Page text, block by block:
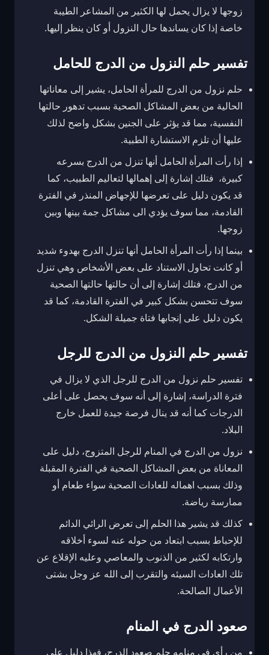
زوجها لا يزال يحمل لها الكثير من المشاعر الطيبة
خاصة إذا كان يساندها حال النزول أو كان ينظر إليها.
تفسير حلم النزول من الدرج للحامل
حلم نزول من الدرج للمرأة الحامل، يشير إلى معاناتها
الحالية من بعض المشاكل الصحية بسبب تدهور حالتها
النفسية، مما قد يؤثر على الجنين بشكل واضح لذلك
عليها أن تلزم الاستشارة الطبية.
إذا رأت المرأة الحامل أنها تنزل من الدرج بسرعه
كبيرة، فتلك إشارة إلى إهمالها لتعاليم الطبيب، كما
قد يكون دليل على تعرضها للإجهاض المنذر في الفترة
القادمة، مما سوف يؤدي الى مشاكل جمة بينها وبين
زوجها.
بينما إذا رأت المرأة الحامل أنها تنزل الدرج بهدوء شديد
أو كانت تحاول الاستناد على بعض الأشخاص وهي تنزل
من الدرج، فتلك إشارة إلى أن حالتها حالتها الصحية
سوف تتحسن بشكل كبير في الفترة القادمة، كما قد
يكون دليل على إنجابها فتاة جميلة الشكل.
تفسير حلم النزول من الدرج للرجل
تفسير حلم نزول من الدرج للرجل الذي لا يزال في
فترة الدراسة، إشارة إلى أنه سوف يحصل على أعلى
الدرجات كما أنه قد ينال فرصة جيدة للعمل خارج
البلاد.
نزول من الدرج في المنام للرجل المتزوج، دليل على
المعاناة من بعض المشاكل الصحية في الفترة المقبلة
وذلك بسبب اهماله للعادات الصحية سواء طعام أو
ممارسة رياضة.
كذلك قد يشير هذا الحلم إلى تعرض الرائي الدائم
للإحباط بسبب ابتعاد من حوله عنه لسوء أخلاقه
وارتكابه لكثير من الذنوب والمعاصي وعليه الإقلاع عن
تلك العادات السيئه والتقرب إلى الله عز وجل بشتى
الأعمال الصالحة.
صعود الدرج في المنام
من رأى في منامه حلم صعود الدرج، فهذا دليل على